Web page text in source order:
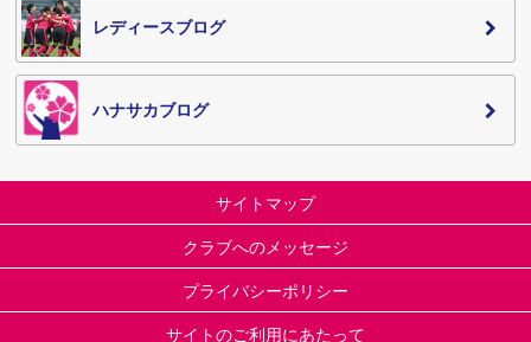
レディースブログ
ハナサカブログ
サイトマップ
クラブへのメッセージ
プライバシーポリシー
サイトのご利用にあたって